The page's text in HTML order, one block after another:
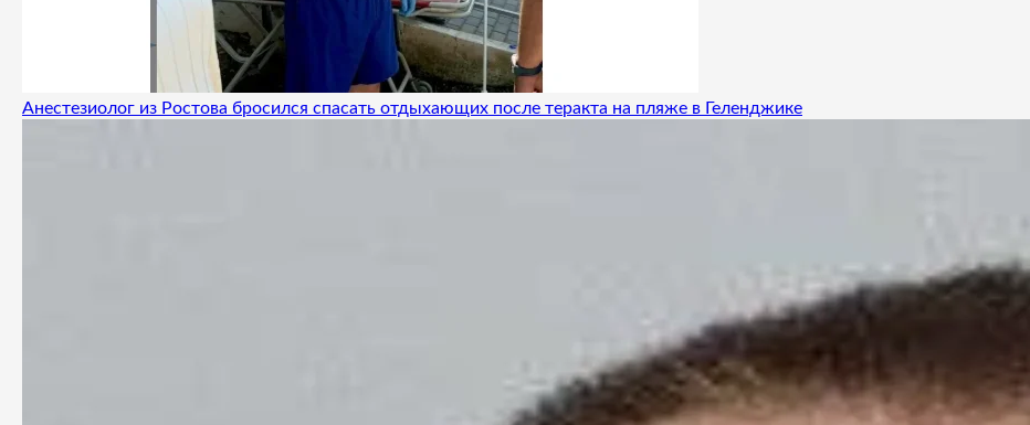
Анестезиолог из Ростова бросился спасать отдыхающих после теракта на пляже в Геленджике